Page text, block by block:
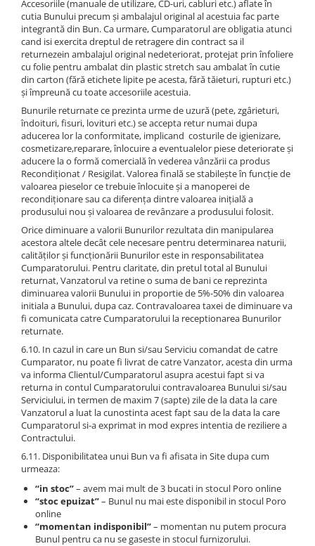
Accesoriile (manuale de utilizare, CD-uri, cabluri etc.) aflate în
cutia Bunului precum și ambalajul original al acestuia fac parte
integrantă din Bun. Ca urmare, Cumparatorul are obligatia atunci
cand isi exercita dreptul de retragere din contract sa il
returnezein ambalajul original nedeteriorat, protejat prin înfoliere
cu folie pentru ambalat din plastic stretch sau ambalat în cutie
din carton (fără etichete lipite pe acesta, fără tăieturi, rupturi etc.)
și împreună cu toate accesoriile acestuia.
Bunurile returnate ce prezinta urme de uzură (pete, zgârieturi,
îndoituri, fisuri, lovituri etc.) se accepta retur numai dupa
aducerea lor la conformitate, implicand costurile de igienizare,
cosmetizare,reparare, înlocuire a eventualelor piese deteriorate și
aducere la o formă comercială în vederea vânzării ca produs
Recondiționat / Resigilat. Valorea finală se stabilește în funcție de
valoarea pieselor ce trebuie înlocuite și a manoperei de
recondiționare sau ca diferența dintre valoarea inițială a
produsului nou și valoarea de revânzare a produsului folosit.
Orice diminuare a valorii Bunurilor rezultata din manipularea
acestora altele decât cele necesare pentru determinarea naturii,
calităților și funcționării Bunurilor este in responsabilitatea
Cumparatorului. Pentru claritate, din pretul total al Bunului
returnat, Vanzatorul va retine o suma de bani ce reprezinta
diminuarea valorii Bunului in proportie de 5%-50% din valoarea
initiala a Bunului, dupa caz. Contravaloarea taxei de diminuare va
fi comunicata catre Cumparatorului la receptionarea Bunurilor
returnate.
6.10. In cazul in care un Bun si/sau Serviciu comandat de catre
Cumparator, nu poate fi livrat de catre Vanzator, acesta din urma
va informa Clientul/Cumparatorul asupra acestui fapt si va
returna in contul Cumparatorului contravaloarea Bunului si/sau
Serviciului, in termen de maxim 7 (sapte) zile de la data la care
Vanzatorul a luat la cunostinta acest fapt sau de la data la care
Cumparatorul si-a exprimat in mod expres intentia de reziliere a
Contractului.
6.11. Disponibilitatea unui Bun va fi afisata in Site dupa cum
urmeaza:
“in stoc”– avem mai mult de 3 bucati in stocul Poro online
“stoc epuizat”– Bunul nu mai este disponibil in stocul Poro
online
“momentan indisponibil”– momentan nu putem procura
Bunul pentru ca nu se gaseste in stocul furnizorului.